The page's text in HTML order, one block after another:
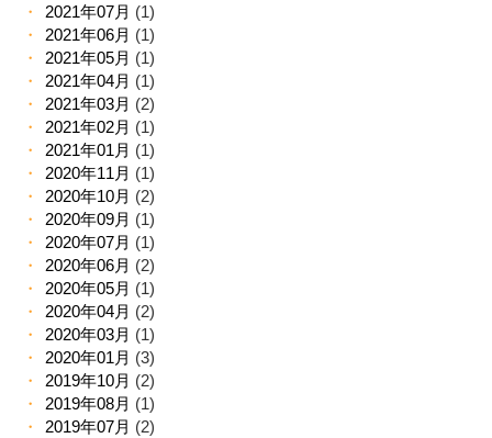
2021年07月 (1)
2021年06月 (1)
2021年05月 (1)
2021年04月 (1)
2021年03月 (2)
2021年02月 (1)
2021年01月 (1)
2020年11月 (1)
2020年10月 (2)
2020年09月 (1)
2020年07月 (1)
2020年06月 (2)
2020年05月 (1)
2020年04月 (2)
2020年03月 (1)
2020年01月 (3)
2019年10月 (2)
2019年08月 (1)
2019年07月 (2)